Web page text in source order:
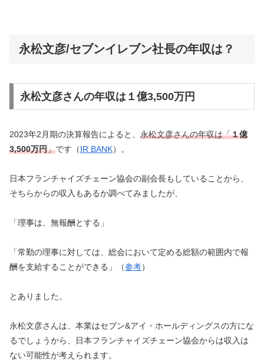
永松文彦/セブンイレブン社長の年収は？
永松文彦さんの年収は１億3,500万円
2023年2月期の決算報告によると、 永松文彦さんの年収は「１億
3,500万円」です（IR BANK）。
日本フランチャイズチェーン協会の副会長もしていることから、
そちらからの収入もあるか調べてみましたが、
「理事は、無報酬とする」
「常勤の理事に対しては、総会において定める総額の範囲内で報
酬を支給することができる」（参考）
とありました。
永松文彦さんは、本業はセブン&アイ・ホールディングスの方にな
るでしょうから、
日本フランチャイズチェーン協会からは収入は
ない可能性が考えられます。